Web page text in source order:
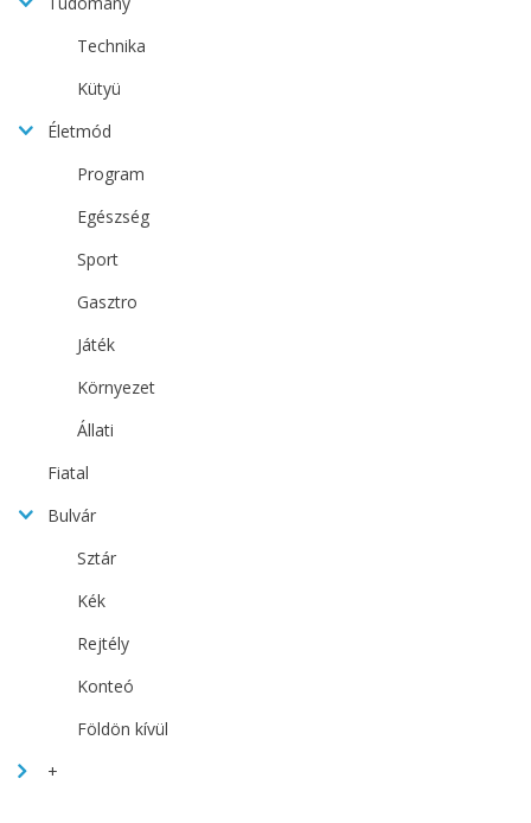
Technika
Kütyü
Életmód
Program
Egészség
Sport
Gasztro
Játék
Környezet
Állati
Fiatal
Bulvár
Sztár
Kék
Rejtély
Konteó
Földön kívül
+